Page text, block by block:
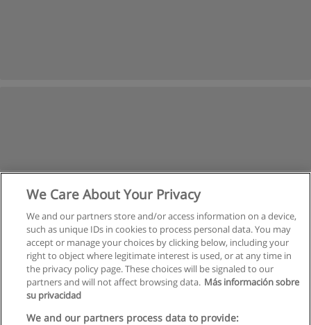
Regras de uso
We Care About Your Privacy
We and our partners store and/or access information on a device,
such as unique IDs in cookies to process personal data. You may
accept or manage your choices by clicking below, including your
right to object where legitimate interest is used, or at any time in
the privacy policy page. These choices will be signaled to our
partners and will not affect browsing data. Más información sobre
su privacidad
We and our partners process data to provide: